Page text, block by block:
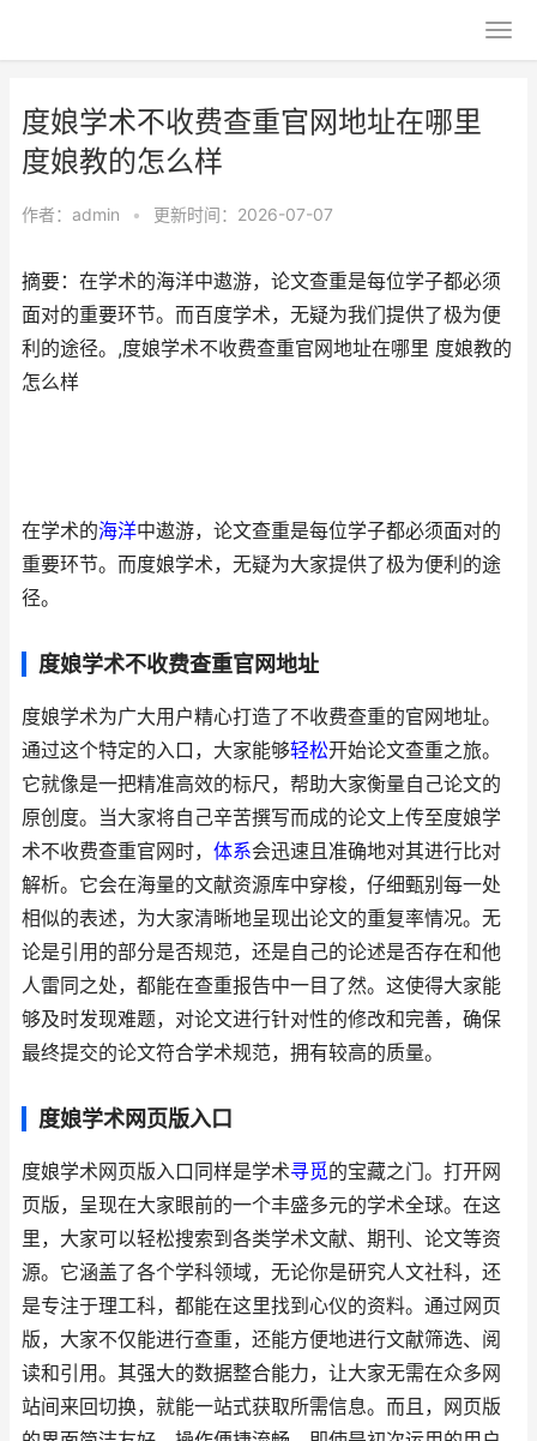
度娘学术不收费查重官网地址在哪里
度娘教的怎么样
作者： admin • 更新时间：2026-07-07
摘要：在学术的海洋中遨游，论文查重是每位学子都必须
面对的重要环节。而百度学术，无疑为我们提供了极为便
利的途径。,度娘学术不收费查重官网地址在哪里 度娘教的
怎么样
在学术的海洋中遨游，论文查重是每位学子都必须面对的
重要环节。而度娘学术，无疑为大家提供了极为便利的途
径。
度娘学术不收费查重官网地址
度娘学术为广大用户精心打造了不收费查重的官网地址。
通过这个特定的入口，大家能够轻松开始论文查重之旅。
它就像是一把精准高效的标尺，帮助大家衡量自己论文的
原创度。当大家将自己辛苦撰写而成的论文上传至度娘学
术不收费查重官网时， 体系会迅速且准确地对其进行比对
解析。它会在海量的文献资源库中穿梭，仔细甄别每一处
相似的表述，为大家清晰地呈现出论文的重复率情况。无
论是引用的部分是否规范，还是自己的论述是否存在和他
人雷同之处，都能在查重报告中一目了然。这使得大家能
够及时发现难题，对论文进行针对性的修改和完善，确保
最终提交的论文符合学术规范，拥有较高的质量。
度娘学术网页版入口
度娘学术网页版入口同样是学术寻觅的宝藏之门。打开网
页版，呈现在大家眼前的一个丰盛多元的学术全球。在这
里，大家可以轻松搜索到各类学术文献、期刊、论文等资
源。它涵盖了各个学科领域，无论你是研究人文社科，还
是专注于理工科，都能在这里找到心仪的资料。通过网页
版，大家不仅能进行查重，还能方便地进行文献筛选、阅
读和引用。其强大的数据整合能力，让大家无需在众多网
站间来回切换，就能一站式获取所需信息。而且，网页版